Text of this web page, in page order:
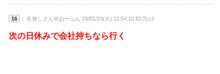
16 ： 名無しさん＠おーぷん 24/01/23(火) 12:54:10 ID:7Lc3
次の日休みで会社持ちなら行く